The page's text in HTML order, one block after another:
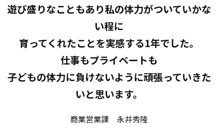
遊び盛りなこともあり私の体力がついていかな
い程に
育ってくれたことを実感する1年でした。
仕事もプライベートも
子どもの体力に負けないように頑張っていきた
いと思います。
商業営業課 永井秀隆